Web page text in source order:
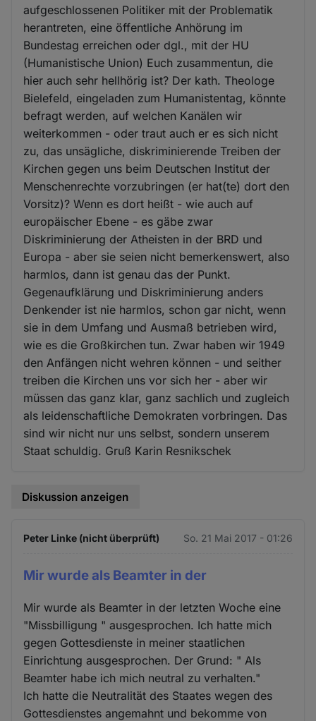
aufgeschlossenen Politiker mit der Problematik
herantreten, eine öffentliche Anhörung im
Bundestag erreichen oder dgl., mit der HU
(Humanistische Union) Euch zusammentun, die
hier auch sehr hellhörig ist? Der kath. Theologe
Bielefeld, eingeladen zum Humanistentag, könnte
befragt werden, auf welchen Kanälen wir
weiterkommen - oder traut auch er es sich nicht
zu, das unsägliche, diskriminierende Treiben der
Kirchen gegen uns beim Deutschen Institut der
Menschenrechte vorzubringen (er hat(te) dort den
Vorsitz)? Wenn es dort heißt - wie auch auf
europäischer Ebene - es gäbe zwar
Diskriminierung der Atheisten in der BRD und
Europa - aber sie seien nicht bemerkenswert, also
harmlos, dann ist genau das der Punkt.
Gegenaufklärung und Diskriminierung anders
Denkender ist nie harmlos, schon gar nicht, wenn
sie in dem Umfang und Ausmaß betrieben wird,
wie es die Großkirchen tun. Zwar haben wir 1949
den Anfängen nicht wehren können - und seither
treiben die Kirchen uns vor sich her - aber wir
müssen das ganz klar, ganz sachlich und zugleich
als leidenschaftliche Demokraten vorbringen. Das
sind wir nicht nur uns selbst, sondern unserem
Staat schuldig. Gruß Karin Resnikschek
Diskussion anzeigen
Peter Linke (nicht überprüft) So. 21 Mai 2017 - 01:26
Mir wurde als Beamter in der
Mir wurde als Beamter in der letzten Woche eine
"Missbilligung " ausgesprochen. Ich hatte mich
gegen Gottesdienste in meiner staatlichen
Einrichtung ausgesprochen. Der Grund: " Als
Beamter habe ich mich neutral zu verhalten."
Ich hatte die Neutralität des Staates wegen des
Gottesdienstes angemahnt und bekomme von